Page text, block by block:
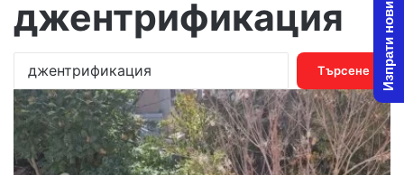
джентрификация
Т
ъ
р
с
е
н
Изпрати новина